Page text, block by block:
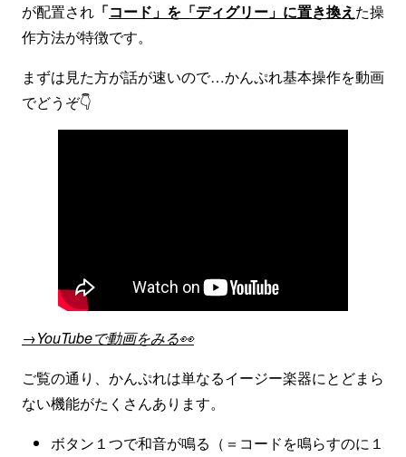
が配置され 「コード」を「ディグリー」に置き換え た操
作方法が特徴です。
まずは見た方が話が速いので…かんぷれ基本操作を動画
でどうぞ👇
→YouTubeで動画をみる👀
ご覧の通り、かんぷれは単なるイージー楽器にとどまら
ない機能がたくさんあります。
ボタン１つで和音が鳴る（＝コードを鳴らすのに１